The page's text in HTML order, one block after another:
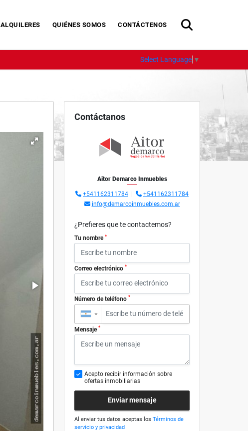
ALQUILERES QUIÉNES SOMOS CONTÁCTENOS
Select Language ▼
Contáctanos
Aitor Demarco Inmuebles
+541162311784
+541162311784
info@demarcoinmuebles.com.ar
¿Prefieres que te contactemos?
Tu nombre *
Correo electrónico *
Número de teléfono *
▼
Mensaje *
Acepto recibir información sobre
ofertas inmobiliarias
Enviar mensaje
Al enviar tus datos aceptas los Términos de
servicio y privacidad